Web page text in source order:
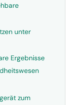
unter
Ergebnisse
zum